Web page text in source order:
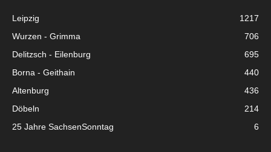
Leipzig
1217
Wurzen - Grimma
706
Delitzsch - Eilenburg
695
Borna - Geithain
440
Altenburg
436
Döbeln
214
25 Jahre SachsenSonntag
6